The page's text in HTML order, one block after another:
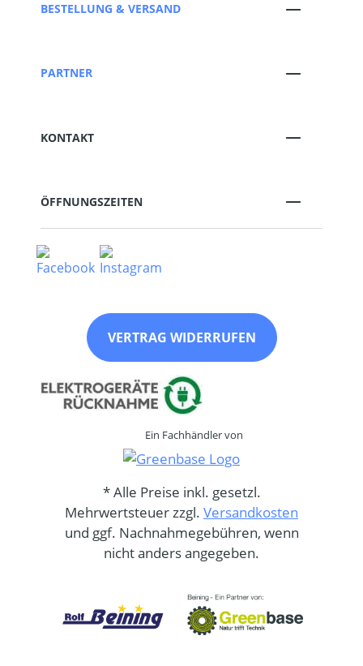
BESTELLUNG & VERSAND
PARTNER
KONTAKT
ÖFFNUNGSZEITEN
VERTRAG WIDERRUFEN
Ein Fachhändler von
* Alle Preise inkl. gesetzl.
Mehrwertsteuer zzgl. Versandkosten
und ggf. Nachnahmegebühren, wenn
nicht anders angegeben.